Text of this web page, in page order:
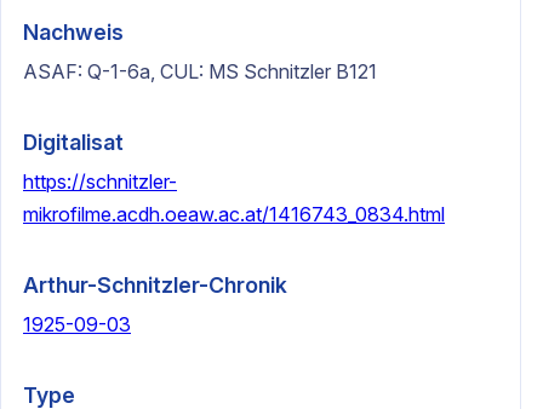
Nachweis
ASAF: Q-1-6a, CUL: MS Schnitzler B121
Digitalisat
https://schnitzler-
mikrofilme.acdh.oeaw.ac.at/1416743_0834.html
Arthur-Schnitzler-Chronik
1925-09-03
Type